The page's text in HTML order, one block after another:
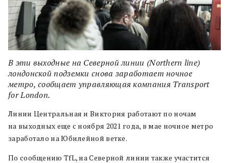
В эти выходные на Северной линии (Northern line)
лондонской подземки снова заработает ночное
метро, сообщает управляющая компания Transport
for London.
Линии Центральная и Виктория работают по ночам
на выходных еще с ноября 2021 года, в мае ночное метро
заработало на Юбилейной ветке.
По сообщению TfL, на Северной линии также участится